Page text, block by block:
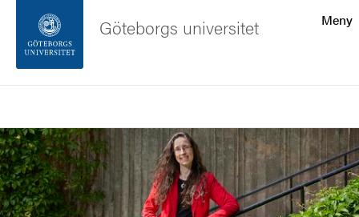
Sidfoten
Om webbplatsen
Meny
Göteborgs universitet
Bild